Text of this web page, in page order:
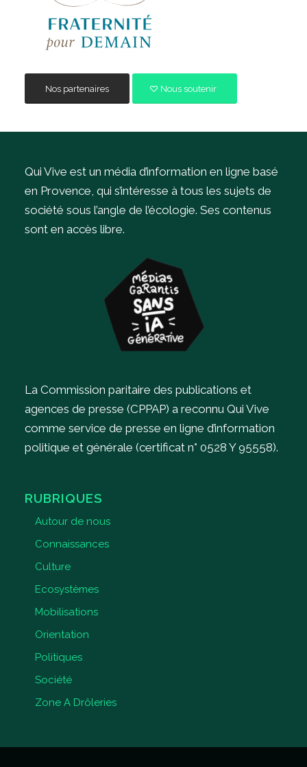
Nos partenaires Nous soutenir
Qui Vive est un média d’information en ligne basé
en Provence, qui s’intéresse à tous les sujets de
société sous l’angle de l’écologie. Ses contenus
sont en accès libre.
La Commission paritaire des publications et
agences de presse (CPPAP) a reconnu Qui Vive
comme service de presse en ligne d’information
politique et générale (certificat n° 0528 Y 95558).
RUBRIQUES
Autour de nous
Connaissances
Culture
Ecosystèmes
Mobilisations
Orientation
Politiques
Société
Zone A Drôleries